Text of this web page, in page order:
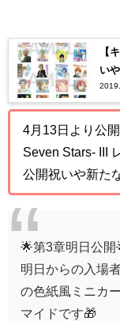
【
い
4月13日より公
Seven Stars- III
公開祝いや新た
🌟第3章明日公開
明日からの入場
の色紙風ミニカ
マイドです🎁